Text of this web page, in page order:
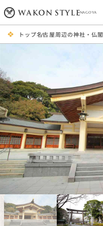
NAGOYA
トップ名古屋周辺の神社・仏